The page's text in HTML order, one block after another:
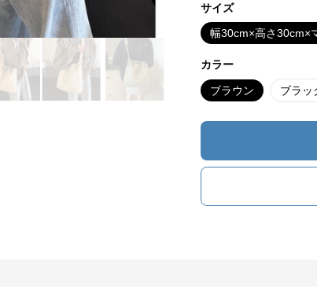
サイズ
幅30cm×高さ30cm×
カラー
ブラウン ブラッ